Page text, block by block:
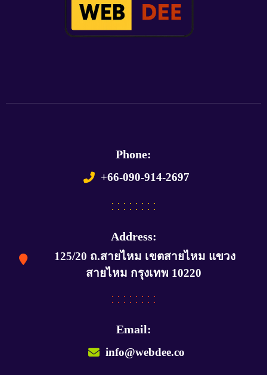
Phone:
+66-090-914-2697
Address:
125/20 ถ.สายไหม เขตสายไหม แขวง
สายไหม กรุงเทพ 10220
Email:
info@webdee.co